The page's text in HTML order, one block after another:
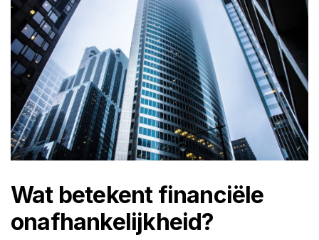
Wat betekent financiële
onafhankelijkheid?